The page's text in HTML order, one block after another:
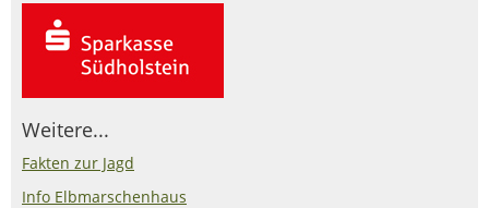
Weitere...
Fakten zur Jagd
Info Elbmarschenhaus